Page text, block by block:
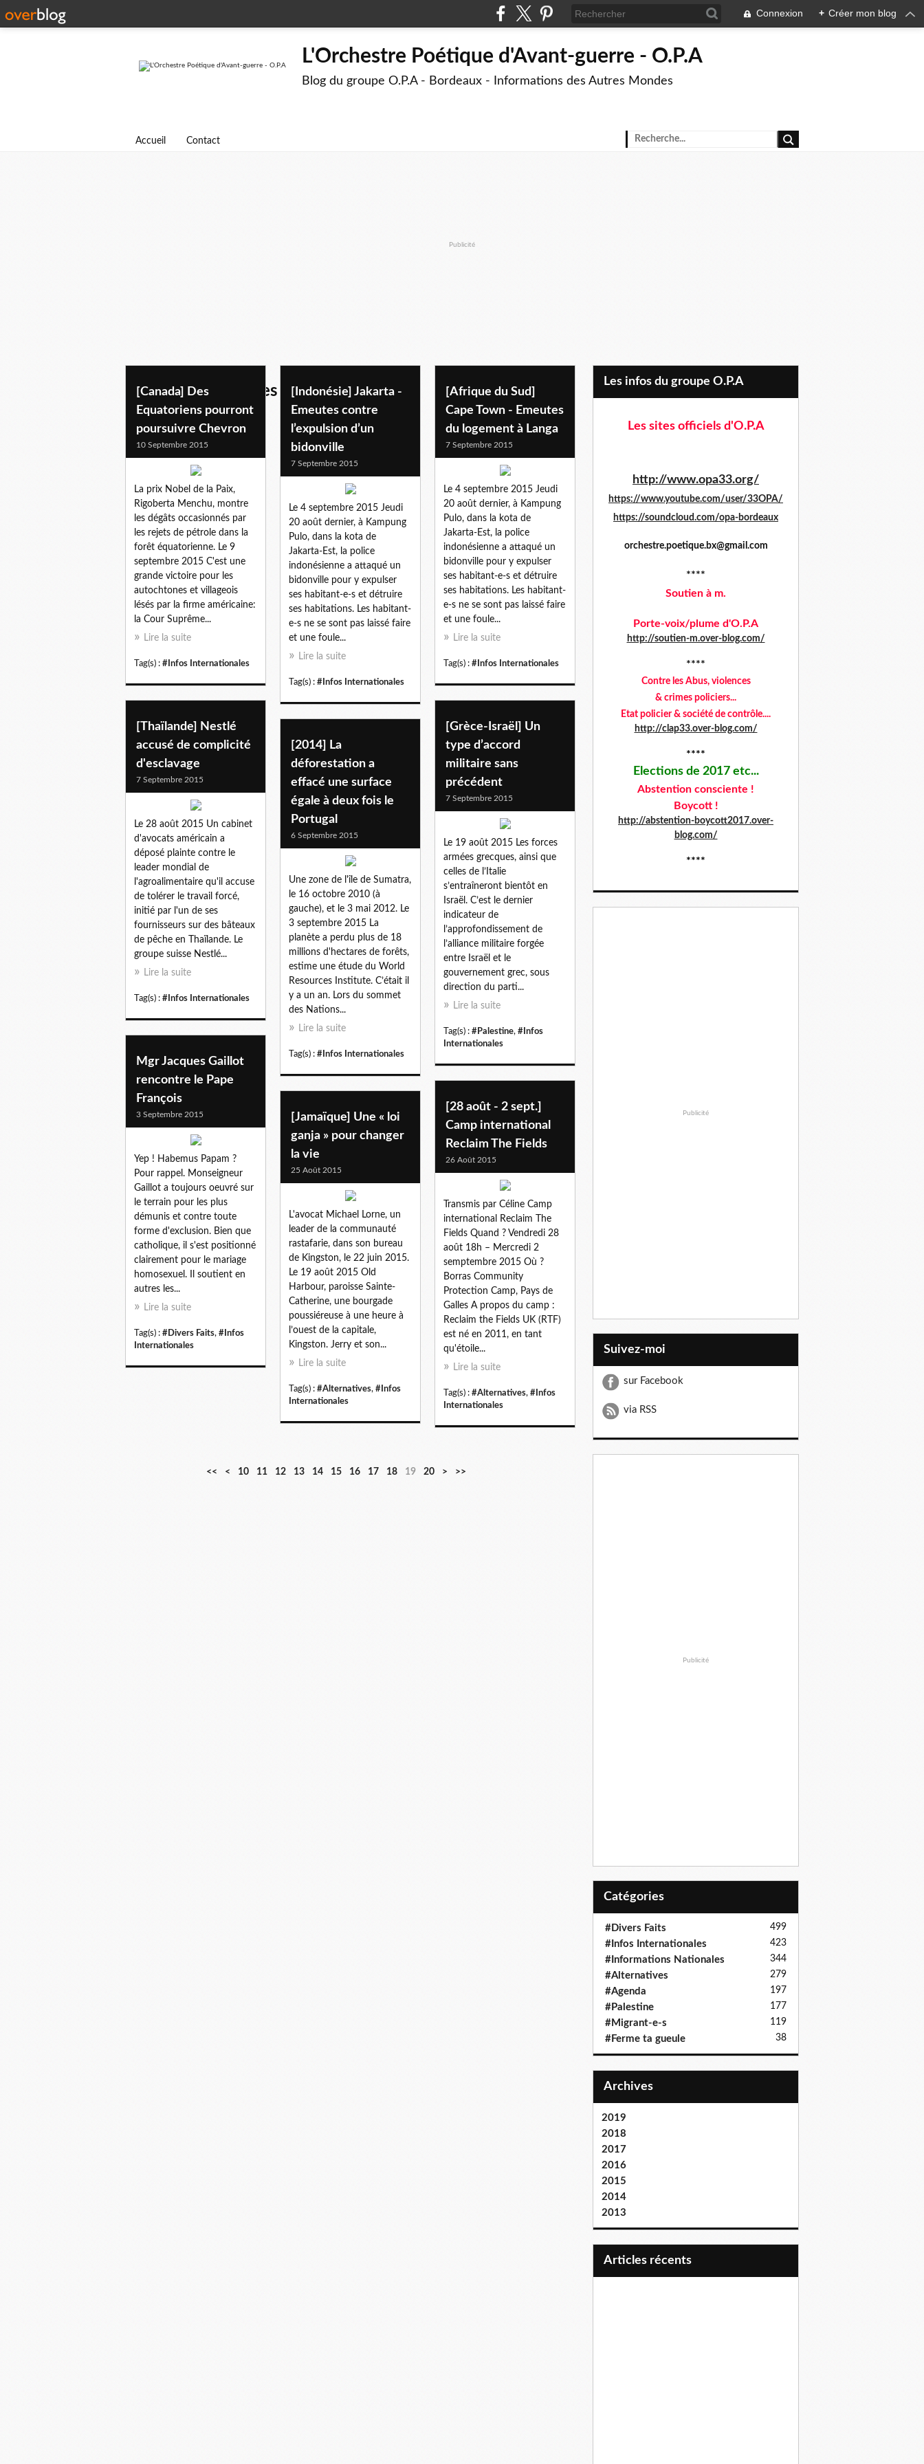
Connexion + Créer mon blog
L'Orchestre Poétique d'Avant-guerre - O.P.A
Blog du groupe O.P.A - Bordeaux - Informations des Autres Mondes
Accueil Contact
Publicité
infos internationales
[Canada] Des
Equatoriens pourront
poursuivre Chevron
10 Septembre 2015
La prix Nobel de la Paix,
Rigoberta Menchu, montre
les dégâts occasionnés par
les rejets de pétrole dans la
forêt équatorienne. Le 9
septembre 2015 C'est une
grande victoire pour les
autochtones et villageois
lésés par la firme américaine:
la Cour Suprême...
Lire la suite
Tag(s) : #Infos Internationales
[Indonésie] Jakarta -
Emeutes contre
l’expulsion d’un
bidonville
7 Septembre 2015
Le 4 septembre 2015 Jeudi
20 août dernier, à Kampung
Pulo, dans la kota de
Jakarta-Est, la police
indonésienne a attaqué un
bidonville pour y expulser
ses habitant-e-s et détruire
ses habitations. Les habitant-
e-s ne se sont pas laissé faire
et une foule...
Lire la suite
Tag(s) : #Infos Internationales
[Afrique du Sud]
Cape Town - Emeutes
du logement à Langa
7 Septembre 2015
Le 4 septembre 2015 Jeudi
20 août dernier, à Kampung
Pulo, dans la kota de
Jakarta-Est, la police
indonésienne a attaqué un
bidonville pour y expulser
ses habitant-e-s et détruire
ses habitations. Les habitant-
e-s ne se sont pas laissé faire
et une foule...
Lire la suite
Tag(s) : #Infos Internationales
[Thaïlande] Nestlé
accusé de complicité
d'esclavage
7 Septembre 2015
Le 28 août 2015 Un cabinet
d'avocats américain a
déposé plainte contre le
leader mondial de
l'agroalimentaire qu'il accuse
de tolérer le travail forcé,
initié par l'un de ses
fournisseurs sur des bâteaux
de pêche en Thaïlande. Le
groupe suisse Nestlé...
Lire la suite
Tag(s) : #Infos Internationales
[Grèce-Israël] Un
type d’accord
militaire sans
précédent
7 Septembre 2015
Le 19 août 2015 Les forces
armées grecques, ainsi que
celles de l’Italie
s’entraîneront bientôt en
Israël. C’est le dernier
indicateur de
l’approfondissement de
l’alliance militaire forgée
entre Israël et le
gouvernement grec, sous
direction du parti...
Lire la suite
Tag(s) : #Palestine, #Infos
Internationales
[2014] La
déforestation a
effacé une surface
égale à deux fois le
Portugal
6 Septembre 2015
Une zone de l'île de Sumatra,
le 16 octobre 2010 (à
gauche), et le 3 mai 2012. Le
3 septembre 2015 La
planète a perdu plus de 18
millions d'hectares de forêts,
estime une étude du World
Resources Institute. C’était il
y a un an. Lors du sommet
des Nations...
Lire la suite
Tag(s) : #Infos Internationales
Mgr Jacques Gaillot
rencontre le Pape
François
3 Septembre 2015
Yep ! Habemus Papam ?
Pour rappel. Monseigneur
Gaillot a toujours oeuvré sur
le terrain pour les plus
démunis et contre toute
forme d'exclusion. Bien que
catholique, il s'est positionné
clairement pour le mariage
homosexuel. Il soutient en
autres les...
Lire la suite
Tag(s) : #Divers Faits, #Infos
Internationales
[28 août - 2 sept.]
Camp international
Reclaim The Fields
26 Août 2015
Transmis par Céline Camp
international Reclaim The
Fields Quand ? Vendredi 28
août 18h – Mercredi 2
semptembre 2015 Où ?
Borras Community
Protection Camp, Pays de
Galles A propos du camp :
Reclaim the Fields UK (RTF)
est né en 2011, en tant
qu'étoile...
Lire la suite
Tag(s) : #Alternatives, #Infos
Internationales
[Jamaïque] Une « loi
ganja » pour changer
la vie
25 Août 2015
L'avocat Michael Lorne, un
leader de la communauté
rastafarie, dans son bureau
de Kingston, le 22 juin 2015.
Le 19 août 2015 Old
Harbour, paroisse Sainte-
Catherine, une bourgade
poussiéreuse à une heure à
l’ouest de la capitale,
Kingston. Jerry et son...
Lire la suite
Tag(s) : #Alternatives, #Infos
Internationales
<< < 10 11 12 13 14 15 16 17 18 19 20
3
4
> >>
Les infos du groupe O.P.A
Les sites officiels d'O.P.A
http://www.opa33.org/
https://www.youtube.com/user/33OPA/
https://soundcloud.com/opa-bordeaux
orchestre.poetique.bx@gmail.com
****
Soutien à m.
Porte-voix/plume d'O.P.A
http://soutien-m.over-blog.com/
****
Contre les Abus, violences
& crimes policiers...
Etat policier & société de contrôle....
http://clap33.over-blog.com/
****
Elections de 2017 etc...
Abstention consciente !
Boycott !
http://abstention-boycott2017.over-
blog.com/
****
Publicité
Suivez-moi
sur Facebook
via RSS
Publicité
Catégories
#Divers Faits 499
#Infos Internationales 423
#Informations Nationales 344
#Alternatives 279
#Agenda 197
#Palestine 177
#Migrant-e-s 119
#Ferme ta gueule 38
Archives
2019
2018
2017
2016
2015
2014
2013
articles récents